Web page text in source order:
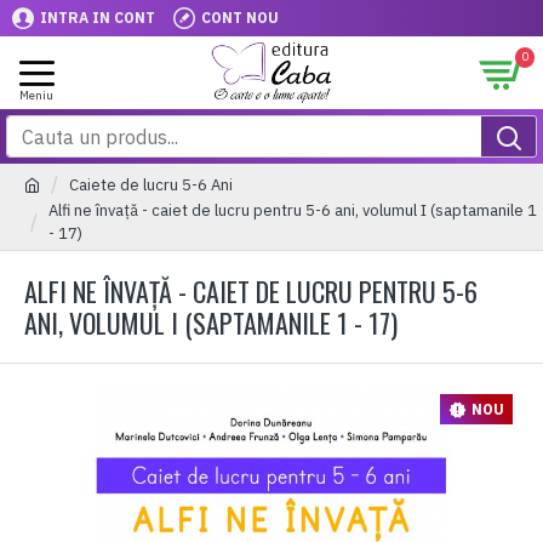
INTRA IN CONT CONT NOU
0
Caiete de lucru 5-6 Ani
Alfi ne învață - caiet de lucru pentru 5-6 ani, volumul I (saptamanile 1
- 17)
ALFI NE ÎNVAȚĂ - CAIET DE LUCRU PENTRU 5-6
ANI, VOLUMUL I (SAPTAMANILE 1 - 17)
NOU